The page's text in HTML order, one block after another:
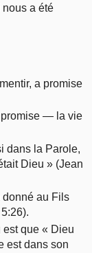
a été
a promise
promise — la vie
dans la Parole,
Dieu » (Jean
donné au Fils
est que « Dieu
est dans son